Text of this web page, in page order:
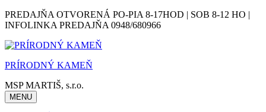
Skip
to
PREDAJŇA OTVORENÁ PO-PIA 8-17HOD | SOB 8-12 HO |
INFOLINKA PREDAJŇA 0948/680966
PRÍRODNÝ KAMEŇ
MSP MARTIŠ, s.r.o.
MENU